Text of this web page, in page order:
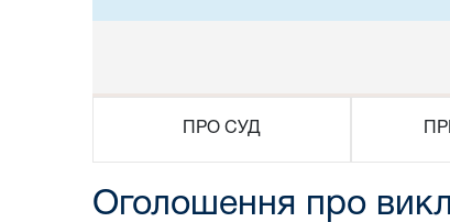
ПРО СУД
Оголошення про